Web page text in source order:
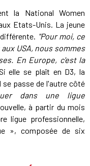
la National Women
Etats-Unis. La jeune
"Pour moi, ce
USA, nous sommes
En Europe, c'est la
elle se plaît en D3, la
passe de l'autre côté
dans une ligue
à partir du mois
ligue professionnelle,
», composée de six